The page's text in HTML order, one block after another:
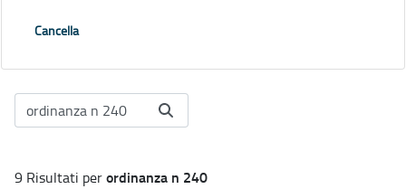
Cancella
9 Risultati perordinanza n 240